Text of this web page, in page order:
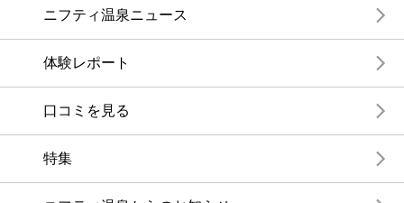
ニフティ温泉ニュース
体験レポート
口コミを見る
特集